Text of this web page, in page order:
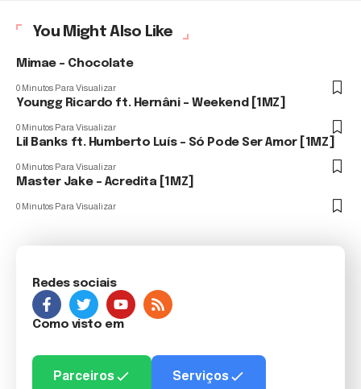
You Might Also Like
Mimae – Chocolate
0 Minutos Para Visualizar
Youngg Ricardo ft. Hernâni – Weekend [1MZ]
0 Minutos Para Visualizar
Lil Banks ft. Humberto Luís – Só Pode Ser Amor [1MZ]
0 Minutos Para Visualizar
Master Jake – Acredita [1MZ]
0 Minutos Para Visualizar
Redes sociais
Como visto em
Parceiros Serviços